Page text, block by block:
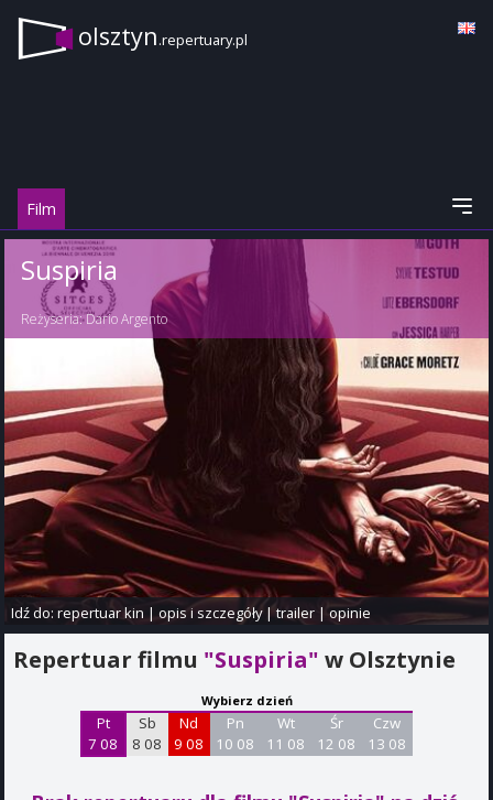
olsztyn.repertuary.pl
Film
Suspiria
Reżyseria:Dario Argento
Idź do:repertuar kin |opis i szczegóły|trailer |opinie
Repertuar filmu "Suspiria" w Olsztynie
Wybierz dzień
Pt
7 08
Sb
8 08
Nd
9 08
Pn
10 08
Wt
11 08
Śr
12 08
Czw
13 08